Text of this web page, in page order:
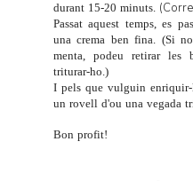
durant 15-20 minuts.
Passat aquest temps, es
una crema ben fina. (Si
menta, podeu retirar les
triturar-ho.)
I pels que vulguin
un rovell d'ou una vegada
Bon profit!